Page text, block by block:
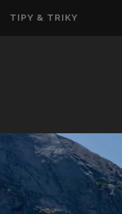
TIPY & TRIKY